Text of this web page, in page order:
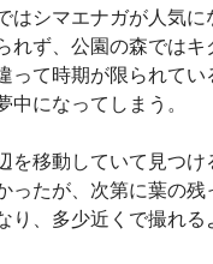
はシマエナガが人気に
れず、公園の森ではキ
って時期が限られてい
中になってしまう。
を移動していて見つけ
ったが、次第に葉の残
り、多少近くで撮れる